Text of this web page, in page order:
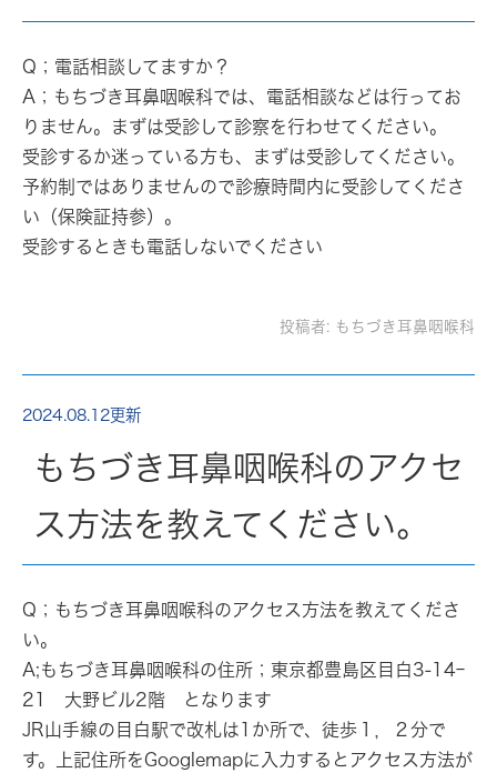
Q；電話相談してますか？
A；もちづき耳鼻咽喉科では、電話相談などは行ってお
りません。まずは受診して診察を行わせてください。
受診するか迷っている方も、まずは受診してください。
予約制ではありませんので診療時間内に受診してくださ
い（保険証持参）。
受診するときも電話しないでください
投稿者: もちづき耳鼻咽喉科
2024.08.12更新
もちづき耳鼻咽喉科のアクセ
ス方法を教えてください。
Q；もちづき耳鼻咽喉科のアクセス方法を教えてくださ
い。
A;もちづき耳鼻咽喉科の住所；東京都豊島区目白3‐14ｰ
21 大野ビル2階 となります
JR山手線の目白駅で改札は1か所で、徒歩１，２分で
す。上記住所をGooglemapに入力するとアクセス方法が